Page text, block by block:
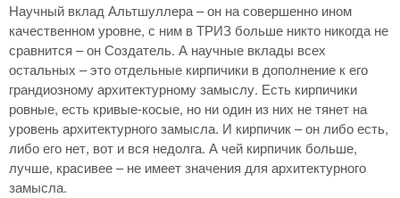
Научный вклад Альтшуллера – он на совершенно ином
качественном уровне, с ним в ТРИЗ больше никто никогда не
сравнится – он Создатель. А научные вклады всех
остальных – это отдельные кирпичики в дополнение к его
грандиозному архитектурному замыслу. Есть кирпичики
ровные, есть кривые-косые, но ни один из них не тянет на
уровень архитектурного замысла. И кирпичик – он либо есть,
либо его нет, вот и вся недолга. А чей кирпичик больше,
лучше, красивее – не имеет значения для архитектурного
замысла.